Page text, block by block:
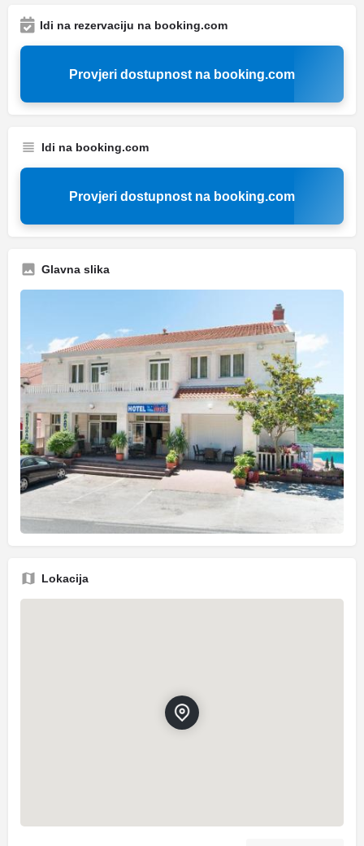
Idi na rezervaciju na booking.com
Provjeri dostupnost na booking.com
Idi na booking.com
Provjeri dostupnost na booking.com
Glavna slika
Lokacija